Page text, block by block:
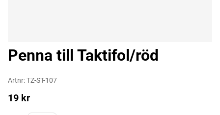
Penna till Taktifol/röd
Artnr:TZ-ST-107
19 kr